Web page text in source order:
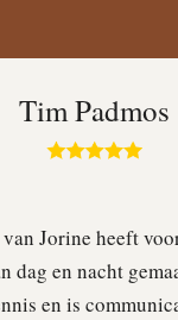
Tim Padmos
Jorine heeft
dag en nacht
en is